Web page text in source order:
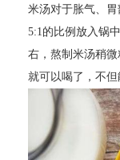
米汤对于胀气、
5:1的比例放入锅
右，熬制米汤稍
就可以喝了，不但